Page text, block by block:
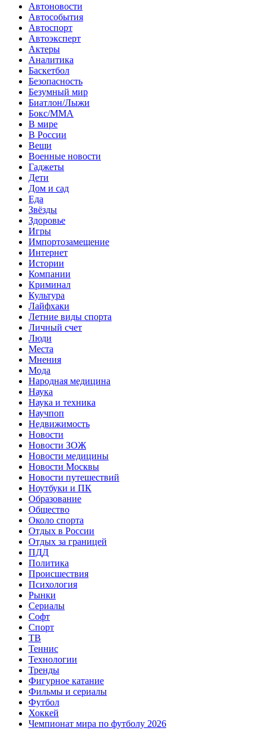
Автоновости
Автособытия
Автоспорт
Автоэксперт
Актеры
Аналитика
Баскетбол
Безопасность
Безумный мир
Биатлон/Лыжи
Бокс/MMA
В мире
В России
Вещи
Военные новости
Гаджеты
Дети
Дом и сад
Еда
Звёзды
Здоровье
Игры
Импортозамещение
Интернет
Истории
Компании
Криминал
Культура
Лайфхаки
Летние виды спорта
Личный счет
Люди
Места
Мнения
Мода
Народная медицина
Наука
Наука и техника
Научпоп
Недвижимость
Новости
Новости ЗОЖ
Новости медицины
Новости Москвы
Новости путешествий
Ноутбуки и ПК
Образование
Общество
Около спорта
Отдых в России
Отдых за границей
ПДД
Политика
Происшествия
Психология
Рынки
Сериалы
Софт
Спорт
ТВ
Теннис
Технологии
Тренды
Фигурное катание
Фильмы и сериалы
Футбол
Хоккей
Чемпионат мира по футболу 2026